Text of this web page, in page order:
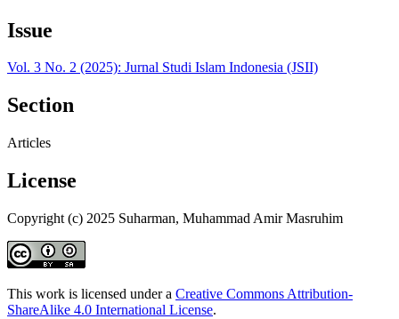
Issue
Vol. 3 No. 2 (2025): Jurnal Studi Islam Indonesia (JSII)
Section
Articles
License
Copyright (c) 2025 Suharman, Muhammad Amir Masruhim
This work is licensed under a Creative Commons Attribution-
ShareAlike 4.0 International License.